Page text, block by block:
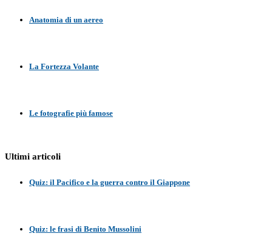
Anatomia di un aereo
La Fortezza Volante
Le fotografie più famose
Ultimi articoli
Quiz: il Pacifico e la guerra contro il Giappone
Quiz: le frasi di Benito Mussolini